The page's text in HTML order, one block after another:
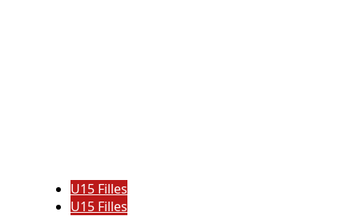
U15 Filles
U15 Filles